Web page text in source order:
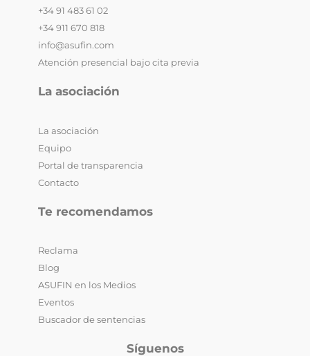
+34 91 483 61 02
+34 911 670 818
info@asufin.com
Atención presencial bajo cita previa
La asociación
La asociación
Equipo
Portal de transparencia
Contacto
Te recomendamos
Reclama
Blog
ASUFIN en los Medios
Eventos
Buscador de sentencias
Síguenos